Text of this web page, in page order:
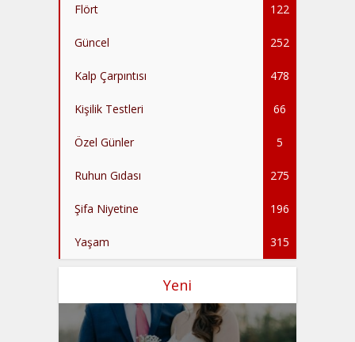
Flört 122
Güncel 252
Kalp Çarpıntısı 478
Kişilik Testleri 66
Özel Günler 5
Ruhun Gıdası 275
Şifa Niyetine 196
Yaşam 315
Yeni